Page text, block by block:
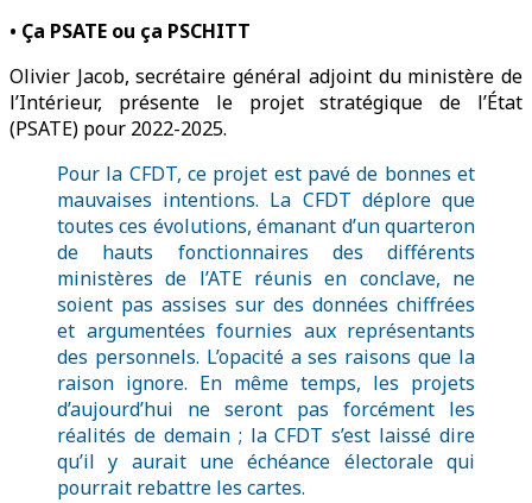
• Ça PSATE ou ça PSCHITT
Olivier Jacob, secrétaire général adjoint du ministère de
l’Intérieur, présente le projet stratégique de l’État
(PSATE) pour 2022-2025.
Pour la CFDT, ce projet est pavé de bonnes et
mauvaises intentions. La CFDT déplore que
toutes ces évolutions, émanant d’un quarteron
de hauts fonctionnaires des différents
ministères de l’ATE réunis en conclave, ne
soient pas assises sur des données chiffrées
et argumentées fournies aux représentants
des personnels. L’opacité a ses raisons que la
raison ignore. En même temps, les projets
d’aujourd’hui ne seront pas forcément les
réalités de demain ; la CFDT s’est laissé dire
qu’il y aurait une échéance électorale qui
pourrait rebattre les cartes.